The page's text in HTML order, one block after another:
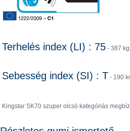
Terhelés index (LI) : 75 - 387 kg
Sebesség index (SI) : T - 190
Kingstar SK70 szuper olcsó kategóriás